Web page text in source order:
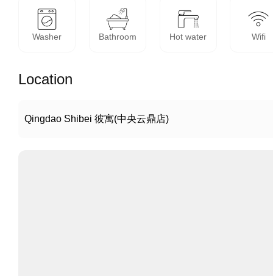
Washer Bathroom Hot water Wifi
Location
Qingdao Shibei 彼寓(中央云鼎店)